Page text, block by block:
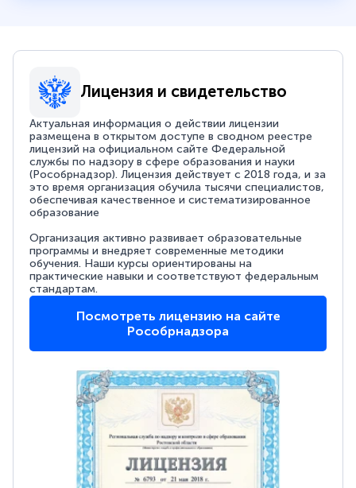
Лицензия и свидетельство
Актуальная информация о действии лицензии
размещена в открытом доступе в сводном реестре
лицензий на официальном сайте Федеральной
службы по надзору в сфере образования и науки
(Рособрнадзор). Лицензия действует с 2018 года, и за
это время организация обучила тысячи специалистов,
обеспечивая качественное и систематизированное
образование
Организация активно развивает образовательные
программы и внедряет современные методики
обучения. Наши курсы ориентированы на
практические навыки и соответствуют федеральным
стандартам.
Посмотреть лицензию на сайте
Рособрнадзора